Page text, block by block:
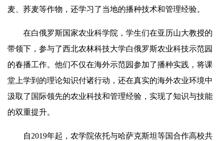
麦、荞麦等作物，还学习了当地的播种技术和管理经验。
在白俄罗斯国家农业科学院，学生们在亚历山大教授的
带领下，参与了西北农林科技大学白俄罗斯农业科技示范园
的春播工作。他们不仅在海外示范园参加了播种实践，将课
堂上学到的理论知识付诸行动，还在真实的海外农业环境中
汲取了国际领先的农业科技和管理经验，实现了知识与技能
的双重提升。
自2019年起，农学院依托与哈萨克斯坦等国合作高校共